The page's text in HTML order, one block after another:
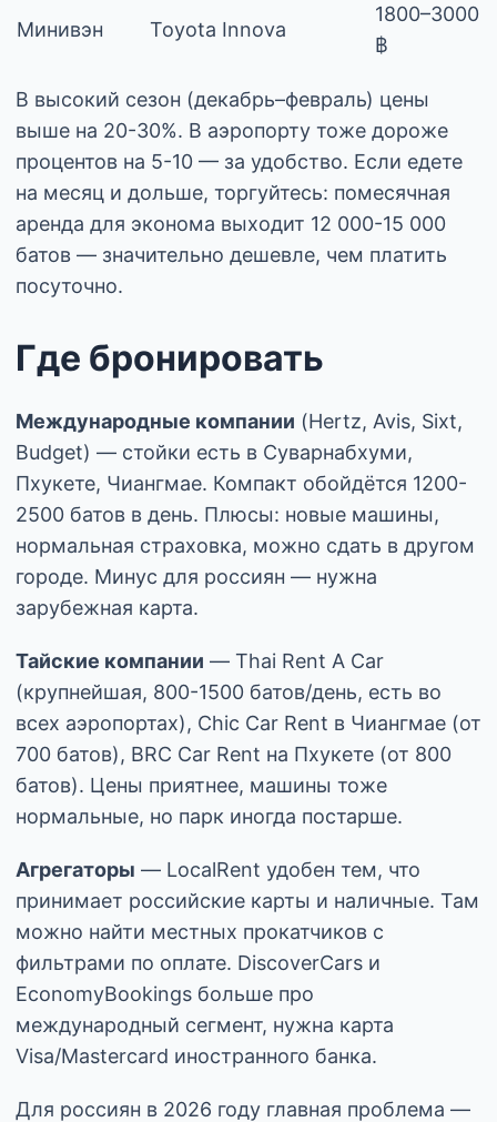
Минивэн Toyota Innova
1800–3000
฿
В высокий сезон (декабрь–февраль) цены
выше на 20-30%. В аэропорту тоже дороже
процентов на 5-10 — за удобство. Если едете
на месяц и дольше, торгуйтесь: помесячная
аренда для эконома выходит 12 000-15 000
батов — значительно дешевле, чем платить
посуточно.
Где бронировать
Международные компании (Hertz, Avis, Sixt,
Budget) — стойки есть в Суварнабхуми,
Пхукете, Чиангмае. Компакт обойдётся 1200-
2500 батов в день. Плюсы: новые машины,
нормальная страховка, можно сдать в другом
городе. Минус для россиян — нужна
зарубежная карта.
Тайские компании — Thai Rent A Car
(крупнейшая, 800-1500 батов/день, есть во
всех аэропортах), Chic Car Rent в Чиангмае (от
700 батов), BRC Car Rent на Пхукете (от 800
батов). Цены приятнее, машины тоже
нормальные, но парк иногда постарше.
Агрегаторы — LocalRent удобен тем, что
принимает российские карты и наличные. Там
можно найти местных прокатчиков с
фильтрами по оплате. DiscoverCars и
EconomyBookings больше про
международный сегмент, нужна карта
Visa/Mastercard иностранного банка.
Для россиян в 2026 году главная проблема —